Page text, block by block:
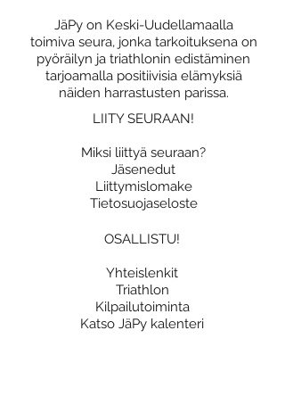
JäPy on Keski-Uudellamaalla
toimiva seura, jonka tarkoituksena on
pyöräilyn ja triathlonin edistäminen
tarjoamalla positiivisia elämyksiä
näiden harrastusten parissa.
LIITY SEURAAN!
Miksi liittyä seuraan?
Jäsenedut
Liittymislomake
Tietosuojaseloste
OSALLISTU!
Yhteislenkit
Triathlon
Kilpailutoiminta
Katso JäPy kalenteri